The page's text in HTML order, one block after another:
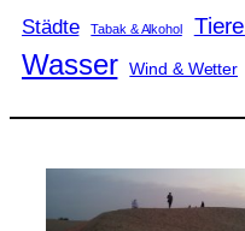
Städte Tabak & Alkohol Tiere
Wasser Wind & Wetter